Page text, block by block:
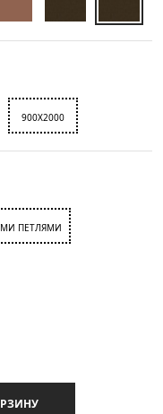
900X2000
ПЕТЛЯМИ